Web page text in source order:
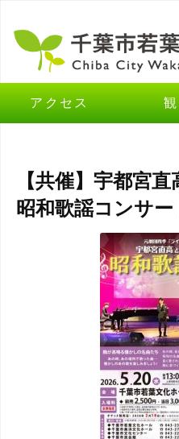
アクセス
【共催】宇都宮
昭和歌謡コンサー